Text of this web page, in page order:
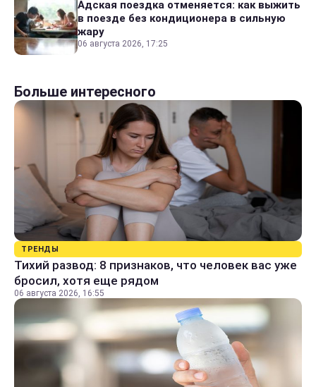
Адская поездка отменяется: как выжить
в поезде без кондиционера в сильную
жару
06 августа 2026, 17:25
Больше интересного
ТРЕНДЫ
Тихий развод: 8 признаков, что человек вас уже
бросил, хотя еще рядом
06 августа 2026, 16:55